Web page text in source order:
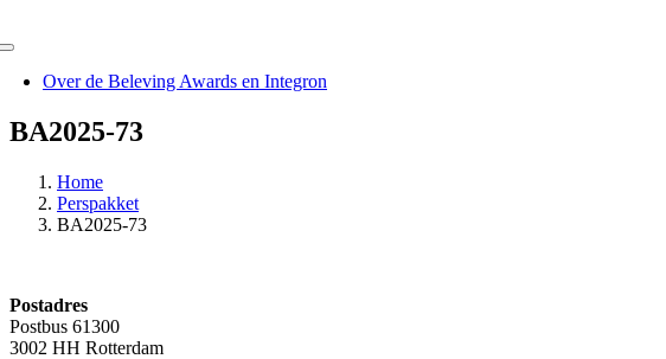
naar
Toggle
NavigationOver de Beleving Awards en Integron
BA2025-73
Home
Perspakket
BA2025-73
Postadres
Postbus 61300
3002 HH Rotterdam